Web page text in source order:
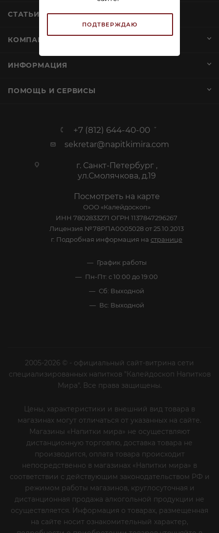
ПОДТВЕРЖДАЮ
СТАТЬИ
КОМПАНИЯ
ИНФОРМАЦИЯ
ПОМОЩЬ И СЕРВИСЫ
+7 (812) 644-40-00
sekretar@napitkimira.com
г. Санкт-Петербург ,
ул.Смолячкова, д.19
Посмотреть на карте
ООО «Калейдоскоп»
ИНН 7802833271 ОГРН 1137847296267
Лицензия №78РПА0005028 от 25.10.2013
г. Подробная информация на странице
График работы
Пн-Пт: с 10:00 до 19:00
Сб: Выходной
Вс: Выходной
2005-2026 © - официальный сайт-витрина сети
специализированных напитков "Калейдоскоп Напитков
Мира". Все права защищены.
Цены, характеристики и внешний вид товара в
магазинах могут отличаться от указанных на сайте.
Магазины «Напитки мира» не осуществляют
дистанционную торговлю, доставка товара не
производится, оплата товара происходит
непосредственно в магазинах «Напитки мира» в
соответствии с действующим законодательством РФ и
режимом работы магазинов, круглосуточная и
дистанционная продажа алкогольной продукции не
осуществляется. Информация о товарах, размещенная
на сайте носит ознакомительный характер,